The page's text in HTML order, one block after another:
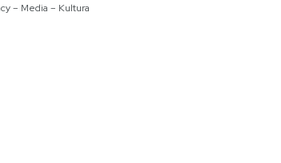
– Media – Kultura